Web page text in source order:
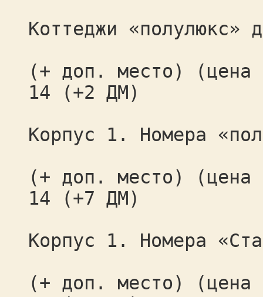
Коттеджи «полулюкс»
(+ доп. место) (цена
14 (+2 ДМ)
Корпус 1. Номера
(+ доп. место) (цена
14 (+7 ДМ)
Корпус 1. Номера
(+ доп. место) (цена